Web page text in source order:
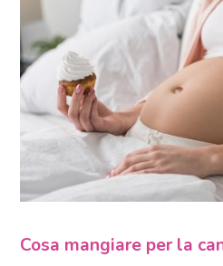
Cosa mangiare per la